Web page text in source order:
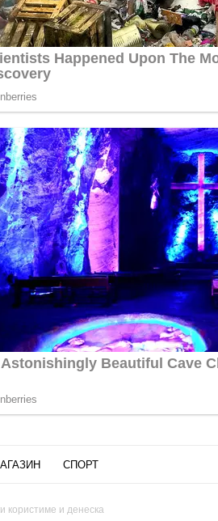
СПОРТ
користиме и денеска